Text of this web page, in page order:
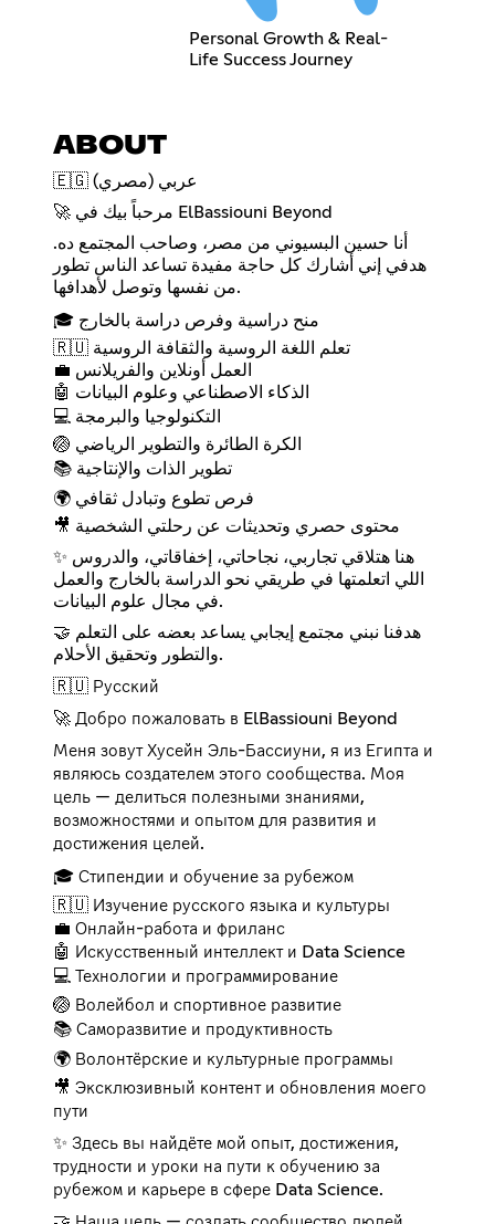
Personal Growth & Real-
Life Success Journey
ABOUT
🇪🇬 عربي (مصري)
🚀 مرحباً بيك في ElBassiouni Beyond
أنا حسين البسيوني من مصر، وصاحب المجتمع ده.
هدفي إني أشارك كل حاجة مفيدة تساعد الناس تطور
من نفسها وتوصل لأهدافها.
🎓 منح دراسية وفرص دراسة بالخارج
🇷🇺 تعلم اللغة الروسية والثقافة الروسية
💼 العمل أونلاين والفريلانس
🤖 الذكاء الاصطناعي وعلوم البيانات
💻 التكنولوجيا والبرمجة
🏐 الكرة الطائرة والتطوير الرياضي
📚 تطوير الذات والإنتاجية
🌍 فرص تطوع وتبادل ثقافي
🎥 محتوى حصري وتحديثات عن رحلتي الشخصية
✨ هنا هتلاقي تجاربي، نجاحاتي، إخفاقاتي، والدروس
اللي اتعلمتها في طريقي نحو الدراسة بالخارج والعمل
في مجال علوم البيانات.
🤝 هدفنا نبني مجتمع إيجابي يساعد بعضه على التعلم
والتطور وتحقيق الأحلام.
🇷🇺 Русский
🚀 Добро пожаловать в ElBassiouni Beyond
Меня зовут Хусейн Эль-Бассиуни, я из Египта и
являюсь создателем этого сообщества. Моя
цель — делиться полезными знаниями,
возможностями и опытом для развития и
достижения целей.
🎓 Стипендии и обучение за рубежом
🇷🇺 Изучение русского языка и культуры
💼 Онлайн-работа и фриланс
🤖 Искусственный интеллект и Data Science
💻 Технологии и программирование
🏐 Волейбол и спортивное развитие
📚 Саморазвитие и продуктивность
🌍 Волонтёрские и культурные программы
🎥 Эксклюзивный контент и обновления моего
пути
✨ Здесь вы найдёте мой опыт, достижения,
трудности и уроки на пути к обучению за
рубежом и карьере в сфере Data Science.